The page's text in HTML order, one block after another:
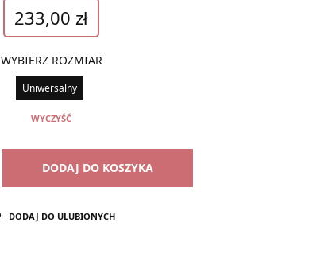
233,00zł
WYBIERZ ROZMIAR
Uniwersalny
WYCZYŚĆ
DODAJ DO KOSZYKA
DODAJ DO ULUBIONYCH